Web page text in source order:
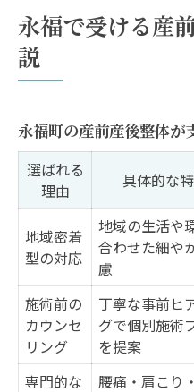
永福で受ける産
説
永福町の産前産後整体が
選ばれる
理由
具体的な
地域密着
型の対応
地域の生活や
合わせた細や
慮
施術前の
カウンセ
リング
丁寧な事前ヒ
グで個別施術
を提案
専門的な
腰痛・肩こり